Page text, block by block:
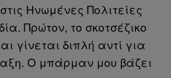
Ηνωμένες Πολιτείες
Πρώτον, το σκοτσέζικο
γίνεται διπλή αντί για
Ο μπάρμαν μου βάζει